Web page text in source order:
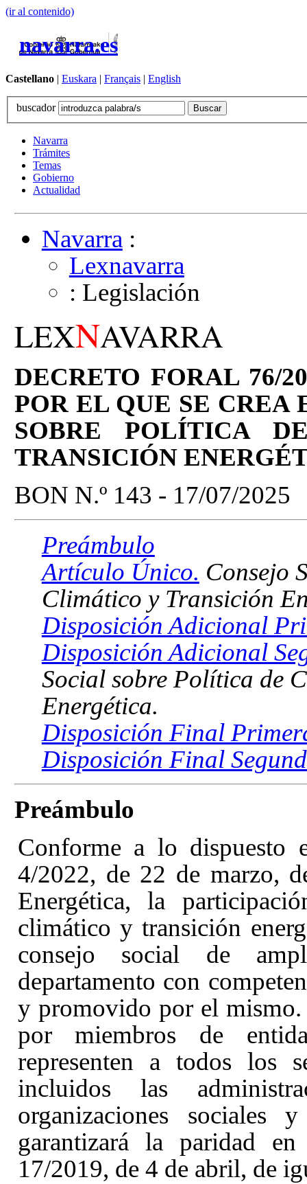
(ir al contenido)
navarra.es
Castellano | Euskara | Français | English
buscador
Navarra
Trámites
Temas
Gobierno
Actualidad
Navarra:
Lexnavarra
: Legislación
LEXNAVARRA
DECRETO FORAL 76/
POR EL QUE SE CREA
SOBRE POLÍTICA
TRANSICIÓN
BON N.º 143 - 17/07/2025
Preámbulo
Artículo Único. Consejo
Climático y Transición
Disposición Adicional
Disposición Adicional
Social sobre Política de
Energética.
Disposición Final
Disposición Final
Preámbulo
Conforme a lo
4/2022, de 22 de marzo,
Energética, la
climático y transición
consejo social de
departamento con
y promovido por el mismo.
por miembros de
representen a todos los
incluidos las
organizaciones sociales
garantizará la paridad
17/2019, de 4 de abril, de